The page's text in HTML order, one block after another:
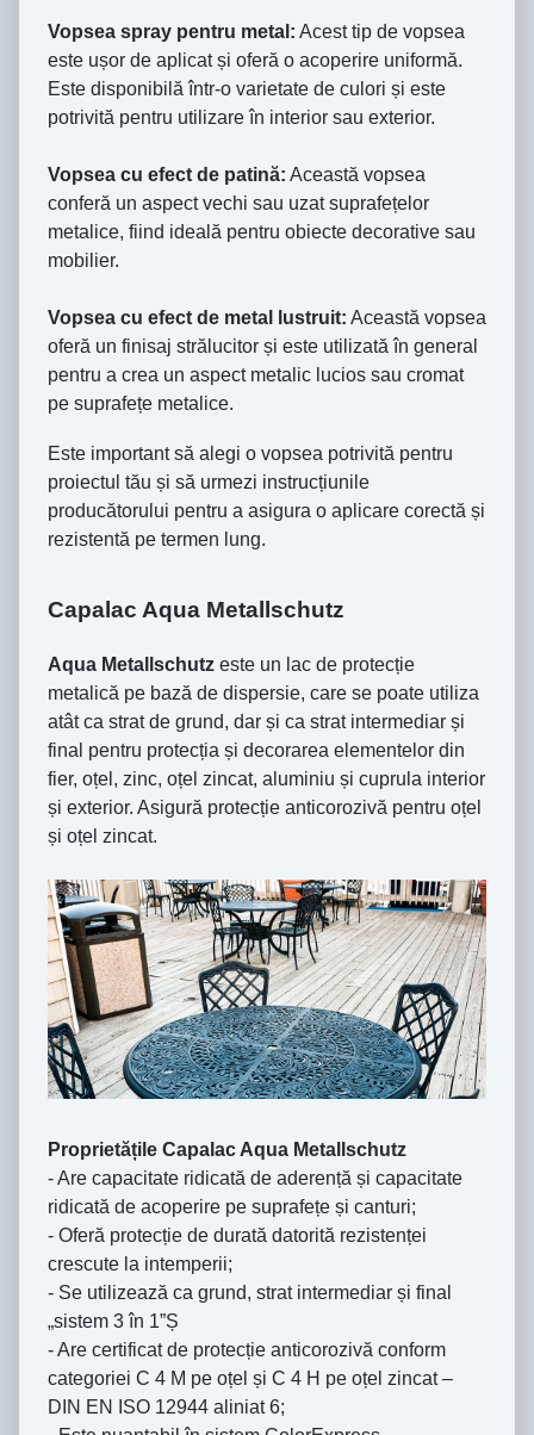
Vopsea spray pentru metal: Acest tip de vopsea
este ușor de aplicat și oferă o acoperire uniformă.
Este disponibilă într-o varietate de culori și este
potrivită pentru utilizare în interior sau exterior.
Vopsea cu efect de patină: Această vopsea
conferă un aspect vechi sau uzat suprafețelor
metalice, fiind ideală pentru obiecte decorative sau
mobilier.
Vopsea cu efect de metal lustruit: Această vopsea
oferă un finisaj strălucitor și este utilizată în general
pentru a crea un aspect metalic lucios sau cromat
pe suprafețe metalice.
Este important să alegi o vopsea potrivită pentru
proiectul tău și să urmezi instrucțiunile
producătorului pentru a asigura o aplicare corectă și
rezistentă pe termen lung.
Capalac Aqua Metallschutz
Aqua Metallschutz este un lac de protecție
metalică pe bază de dispersie, care se poate utiliza
atât ca strat de grund, dar și ca strat intermediar și
final pentru protecția și decorarea elementelor din
fier, oțel, zinc, oțel zincat, aluminiu și cuprula interior
și exterior. Asigură protecție anticorozivă pentru oțel
și oțel zincat.
Proprietățile Capalac Aqua Metallschutz
- Are capacitate ridicată de aderență și capacitate
ridicată de acoperire pe suprafețe și canturi;
- Oferă protecție de durată datorită rezistenței
crescute la intemperii;
- Se utilizează ca grund, strat intermediar și final
„sistem 3 în 1”Ș
- Are certificat de protecție anticorozivă conform
categoriei C 4 M pe oțel și C 4 H pe oțel zincat –
DIN EN ISO 12944 aliniat 6;